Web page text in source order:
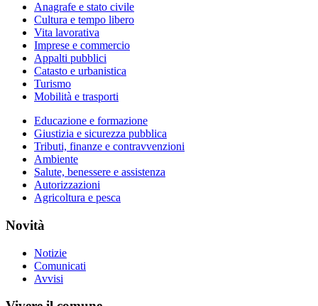
Anagrafe e stato civile
Cultura e tempo libero
Vita lavorativa
Imprese e commercio
Appalti pubblici
Catasto e urbanistica
Turismo
Mobilità e trasporti
Educazione e formazione
Giustizia e sicurezza pubblica
Tributi, finanze e contravvenzioni
Ambiente
Salute, benessere e assistenza
Autorizzazioni
Agricoltura e pesca
Novità
Notizie
Comunicati
Avvisi